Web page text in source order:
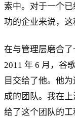
索中。对于一个
功的企业来说，这
在与管理层磨合了
2011 年 6 月，谷
目交给了他。他
成的团队。我在
给了这个团队的